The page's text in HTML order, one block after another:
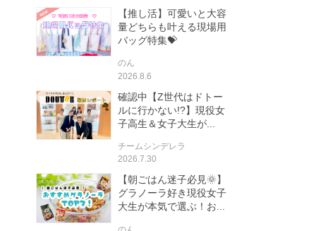
【推し活】可愛いと大容
量どちらも叶える現場用
バッグ特集💝
のん
2026.8.6
確認中【Z世代はドトー
ルに行かない!?】現役女
子高生＆女子大生が...
チームシンデレラ
2026.7.30
【朝ごはん迷子必見🌞】
グラノーラ好き現役女子
大生が本気で選ぶ！お...